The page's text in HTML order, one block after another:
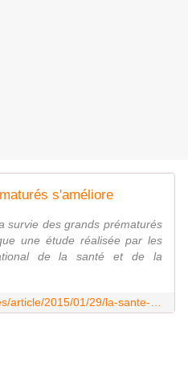
s'améliore
survie des grands prématurés
une étude réalisée par les
de la santé et de la